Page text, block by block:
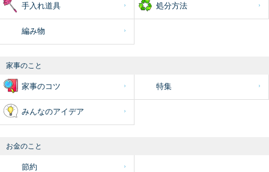
手入れ道具 処分方法
編み物
家事のこと
家事のコツ 特集
みんなのアイデア
お金のこと
節約